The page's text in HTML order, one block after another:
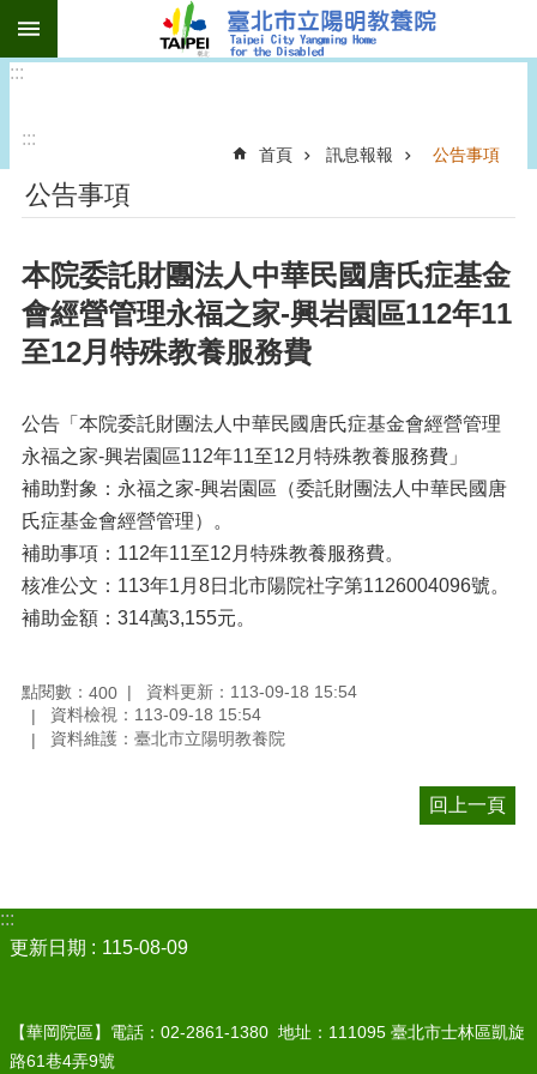
跳到主要內容區塊
:::
:::
首頁 訊息報報 公告事項
公告事項
本院委託財團法人中華民國唐氏症基金
會經營管理永福之家-興岩園區112年11
至12月特殊教養服務費
公告「本院委託財團法人中華民國唐氏症基金會經營管理
永福之家-興岩園區112年11至12月特殊教養服務費」
補助對象：永福之家-興岩園區（委託財團法人中華民國唐
氏症基金會經營管理）。
補助事項：112年11至12月特殊教養服務費。
核准公文：113年1月8日北市陽院社字第1126004096號。
補助金額：314萬3,155元。
點閱數： 400
資料更新：113-09-18 15:54
資料檢視：113-09-18 15:54
資料維護：臺北市立陽明教養院
回上一頁
:::
更新日期
115-08-09
【華岡院區】電話：02-2861-1380 地址：111095 臺北市士林區凱旋
路61巷4弄9號